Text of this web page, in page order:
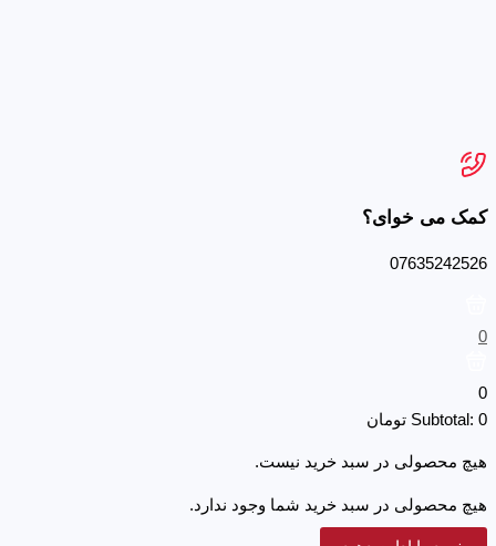
کمک می خوای؟
07635242526
0
0
Subtotal: 0 تومان
هیچ محصولی در سبد خرید نیست.
هیچ محصولی در سبد خرید شما وجود ندارد.